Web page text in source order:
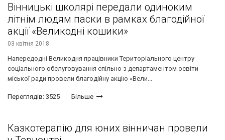
Вінницькі школярі передали одиноким
літнім людям паски в рамках благодійної
акції «Великодні кошики»
03 квітня 2018
Напередодні Великодня працівники Територіального центру
соціального обслуговування спільно з департаментом освіти
міської ради провели благодійну акцію «Вели...
Переглядів: 3525 Більше
Казкотерапію для юних вінничан провели